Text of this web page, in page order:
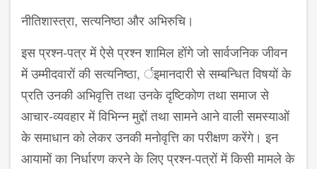
नीतिशास्त्रा, सत्यनिष्ठा और अभिरुचि।
इस प्रश्न-पत्र में ऐसे प्रश्न शामिल होंगे जो सार्वजनिक जीवन
में उम्मीदवारों की सत्यनिष्ठा, र्इमानदारी से सम्ब​न्धित विषयों के
प्रति उनकी अभिवृत्ति तथा उनके दृष्टिकोण तथा समाज से
आचार-व्यवहार में विभिन्न मुद्दों तथा सामने आने वाली समस्याओं
के समाधान को लेकर उनकी मनोवृत्ति का परीक्षण करेंगे। इन
आयामों का निर्धारण करने के लिए प्रश्न-पत्रों में किसी मामले के